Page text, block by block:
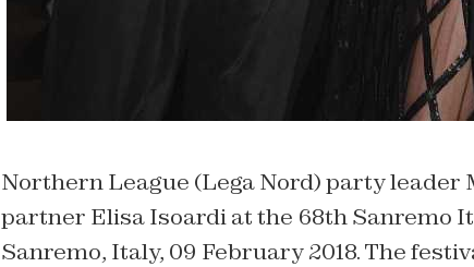
Northern League (Lega Nord) party leader
partner Elisa Isoardi at the 68th Sanremo
Sanremo, Italy, 09 February 2018. The